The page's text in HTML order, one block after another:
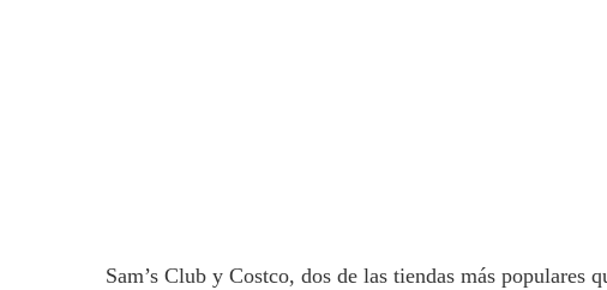
Sam’s Club y Costco, dos de las tiendas más populares